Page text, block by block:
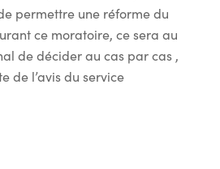
permettre une réforme du
ce moratoire, ce sera au
de décider au cas par cas ,
de l’avis du service